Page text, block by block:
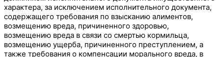
характера, за исключением исполнительного документа,
содержащего требования по взысканию алиментов,
возмещению вреда, причиненного здоровью,
возмещению вреда в связи со смертью кормильца,
возмещению ущерба, причиненного преступлением, а
также требования о компенсации морального вреда, в